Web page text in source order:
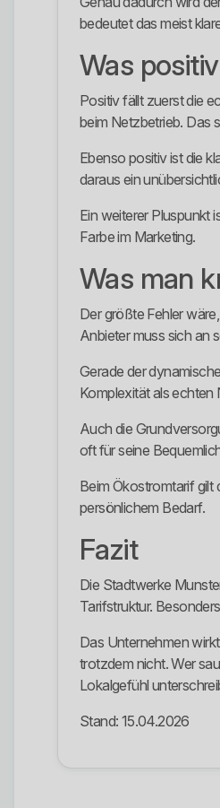
bedeutet das meist
Was
Positiv fällt zuerst die
beim Netzbetrieb. Das
Ebenso positiv ist die
daraus ein
Ein weiterer Pluspunkt
Farbe im Marketing.
Was man
Der größte Fehler
Anbieter muss sich an
Gerade der
Komplexität als echten
Auch die
oft für seine
Beim Ökostromtarif gilt
persönlichem Bedarf.
Fazit
Die Stadtwerke
Tarifstruktur.
Das Unternehmen
trotzdem nicht. Wer
Lokalgefühl
Stand: 15.04.2026